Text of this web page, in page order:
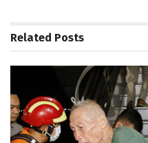
Related Posts